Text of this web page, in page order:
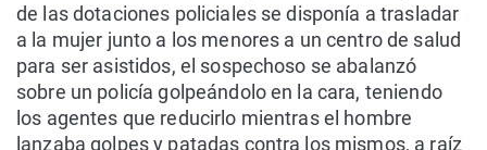
de las dotaciones policiales se disponía a trasladar
a la mujer junto a los menores a un centro de salud
para ser asistidos, el sospechoso se abalanzó
sobre un policía golpeándolo en la cara, teniendo
los agentes que reducirlo mientras el hombre
lanzaba golpes y patadas contra los mismos, a raíz